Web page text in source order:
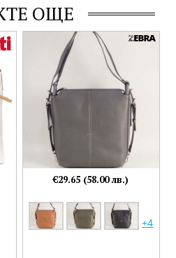
ОЩЕ
+4
€29.65 (58.00 лв.)